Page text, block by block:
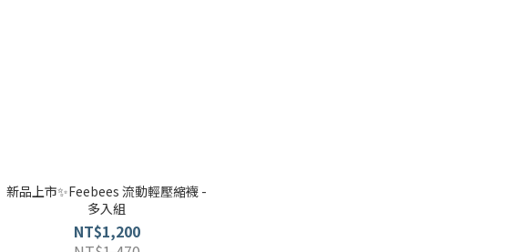
新品上市✨Feebees 流動輕壓縮襪 -
多入組
NT$1,200